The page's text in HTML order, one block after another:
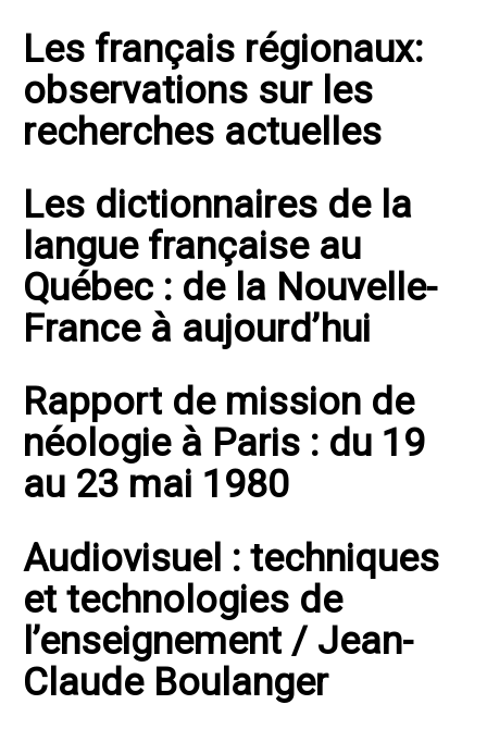
Les français régionaux:
observations sur les
recherches actuelles
Les dictionnaires de la
langue française au
Québec : de la Nouvelle-
France à aujourd’hui
Rapport de mission de
néologie à Paris : du 19
au 23 mai 1980
Audiovisuel : techniques
et technologies de
l’enseignement / Jean-
Claude Boulanger